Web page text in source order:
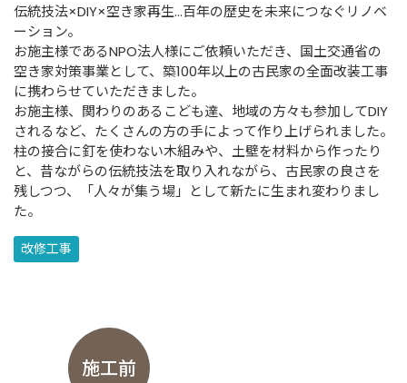
伝統技法×DIY×空き家再生…百年の歴史を未来につなぐリノベ
ーション。
お施主様であるNPO法人様にご依頼いただき、国土交通省の
空き家対策事業として、築100年以上の古民家の全面改装工事
に携わらせていただきました。
お施主様、関わりのあるこども達、地域の方々も参加してDIY
されるなど、たくさんの方の手によって作り上げられました。
柱の接合に釘を使わない木組みや、土壁を材料から作ったり
と、昔ながらの伝統技法を取り入れながら、古民家の良さを
残しつつ、「人々が集う場」として新たに生まれ変わりまし
た。
改修工事
施工前